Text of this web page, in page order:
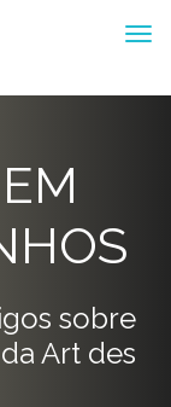
sobre
Art des